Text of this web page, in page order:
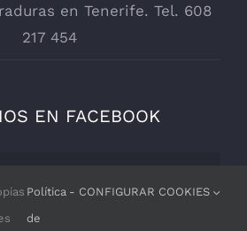
en Tenerife. Tel. 608
217 454
EN FACEBOOK
de privacidad Facebook
para cargarse.
Política
de
- CONFIGURAR COOKIES